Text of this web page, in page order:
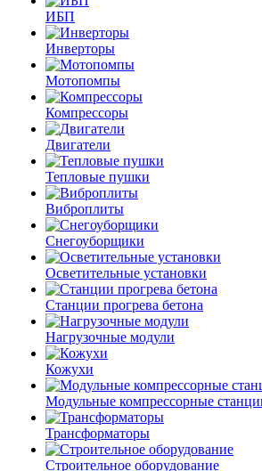
ИБП
Инверторы
Мотопомпы
Компрессоры
Двигатели
Тепловые пушки
Виброплиты
Снегоуборщики
Осветительные установки
Станции прогрева бетона
Нагрузочные модули
Кожухи
Модульные компрессорные
Трансформаторы
Строительное оборудование